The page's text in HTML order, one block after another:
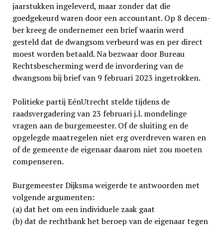
jaarstuk­ken ingeleverd, maar zon­der dat die
goedgekeurd waren door een accountant. Op 8 decem­
ber kreeg de ondernemer een brief waarin werd
gesteld dat de dwangsom verbeurd was en per direct
moest worden betaald. Na bezwaar door Bureau
Rechtsbescherming werd de invordering van de
dwangsom bij brief van 9 februari 2023 ingetrokken.
Politieke partij EénUtrecht stelde tijdens de
raadsvergadering van 23 februari j.l. mondelinge
vragen aan de burgemeester. Of de sluiting en de
opgelegde maatregelen niet erg overdre­ven waren en
of de gemeente de eigenaar daarom niet zou moeten
compenseren.
Burgemeester Dijksma weigerde te antwoorden met
volgende argumenten:
(a) dat het om een individuele zaak gaat
(b) dat de rechtbank het beroep van de eigenaar tegen